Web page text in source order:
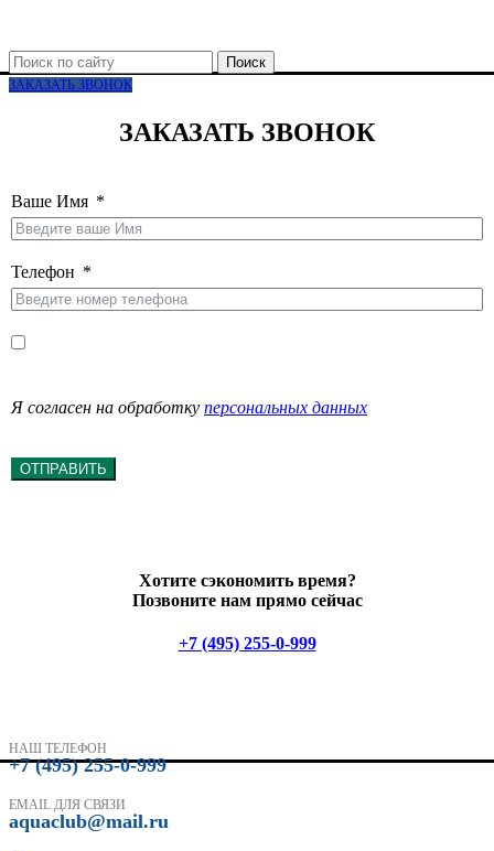
Поиск
ЗАКАЗАТЬ ЗВОНОК
ЗАКАЗАТЬ ЗВОНОК
Ваше Имя
Телефон
Я согласен на обработку персональных данных
ОТПРАВИТЬ
Хотите сэкономить время?
Позвоните нам прямо сейчас
+7 (495) 255-0-999
НАШ ТЕЛЕФОН
+7 (495) 255-0-999
EMAIL ДЛЯ СВЯЗИ
aquaclub@mail.ru